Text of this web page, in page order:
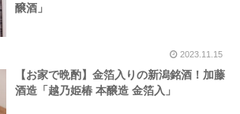
醸酒」
2023.11.15
【お家で晩酌】金箔入りの新潟銘酒！加藤
酒造「越乃姫椿 本醸造 金箔入」